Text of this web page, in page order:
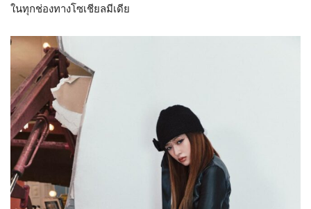
ในทุกช่องทางโซเชียลมีเดีย